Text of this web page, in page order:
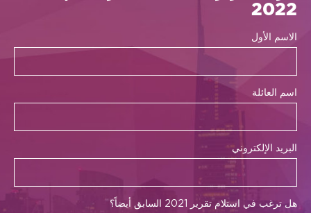
2022
الاسم الأول
اسم العائلة
البريد الإلكتروني
هل ترغب في استلام تقرير 2021 السابق أيضاً؟